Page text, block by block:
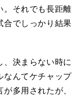
。それでも長距離
合でしっかり結果
決まらない時に
なんてケチャップ
多用されたが、